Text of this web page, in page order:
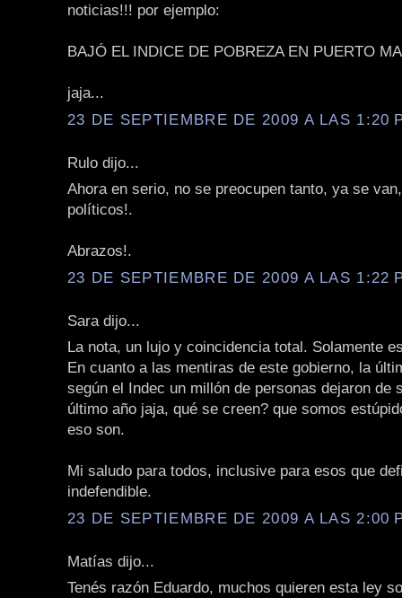
noticias!!! por ejemplo:
BAJÓ EL INDICE DE POBREZA EN PUERTO
jaja...
23 DE SEPTIEMBRE DE 2009 A LAS 1:20
Rulo dijo...
Ahora en serio, no se preocupen tanto, ya se
políticos!.
Abrazos!.
23 DE SEPTIEMBRE DE 2009 A LAS 1:22
Sara dijo...
La nota, un lujo y coincidencia total. Solamente
En cuanto a las mentiras de este gobierno, la
según el Indec un millón de personas dejaron de
último año jaja, qué se creen? que somos
eso son.
Mi saludo para todos, inclusive para esos que
indefendible.
23 DE SEPTIEMBRE DE 2009 A LAS 2:00
Matías dijo...
Tenés razón Eduardo, muchos quieren esta ley